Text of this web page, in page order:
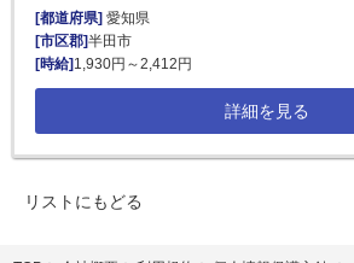
[都道府県] 愛知県
[市区郡]半田市
[時給] 1,930円～2,412円
詳細を見る
リストにもどる